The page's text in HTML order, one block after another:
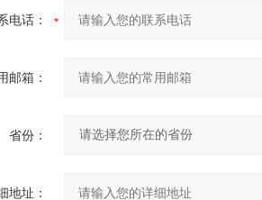
电话：
邮箱：
省份：
地址：